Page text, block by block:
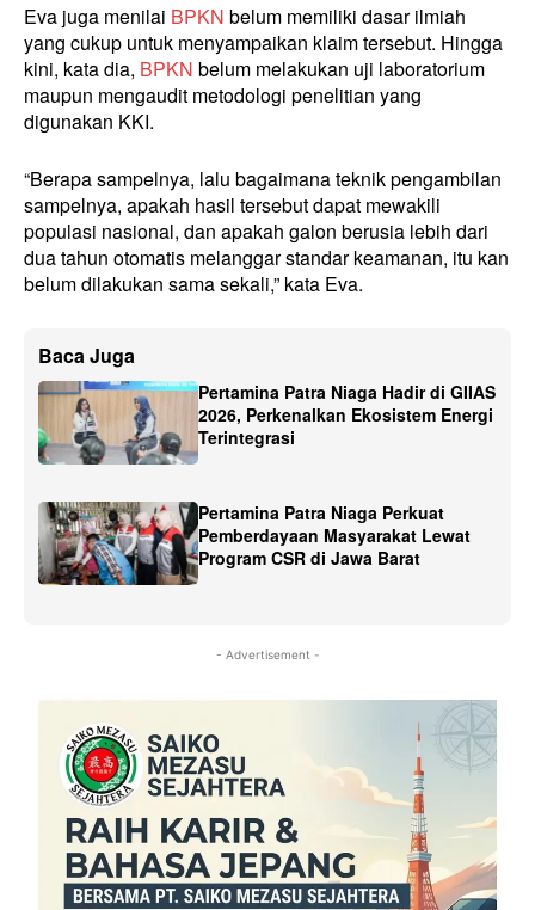
Eva juga menilai BPKN belum memiliki dasar ilmiah
yang cukup untuk menyampaikan klaim tersebut. Hingga
kini, kata dia, BPKN belum melakukan uji laboratorium
maupun mengaudit metodologi penelitian yang
digunakan KKI.
“Berapa sampelnya, lalu bagaimana teknik pengambilan
sampelnya, apakah hasil tersebut dapat mewakili
populasi nasional, dan apakah galon berusia lebih dari
dua tahun otomatis melanggar standar keamanan, itu kan
belum dilakukan sama sekali,” kata Eva.
Baca Juga
Pertamina Patra Niaga Hadir di GIIAS
2026, Perkenalkan Ekosistem Energi
Terintegrasi
Pertamina Patra Niaga Perkuat
Pemberdayaan Masyarakat Lewat
Program CSR di Jawa Barat
- Advertisement -